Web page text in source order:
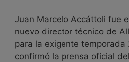
Juan Marcelo Accáttoli fue
nuevo director técnico de
para la exigente temporada
confirmó la prensa oficial